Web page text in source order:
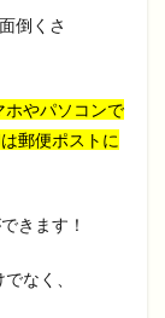
倒くさ
ホやパソコンで
郵便ポストに
きます！
なく、